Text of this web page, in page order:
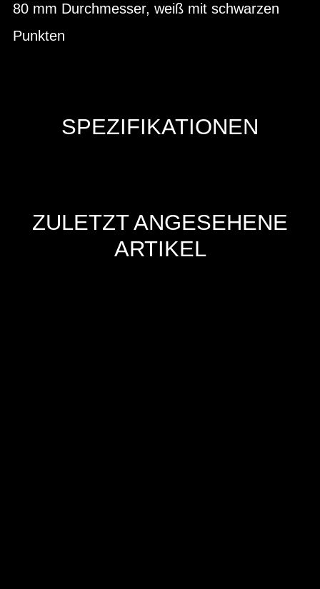
80 mm Durchmesser, weiß mit schwarzen
Punkten
SPEZIFIKATIONEN
ZULETZT ANGESEHENE
ARTIKEL